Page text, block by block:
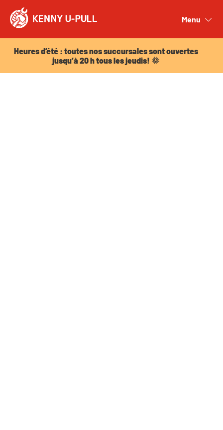
Menu
Heures d’été : toutes nos succursales sont ouvertes
jusqu’à 20 h tous les jeudis! 🌞